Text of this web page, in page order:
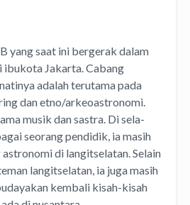
yang saat ini bergerak dalam
ibukota Jakarta. Cabang
adalah terutama pada
dan etno/arkeoastronomi.
musik dan sastra. Di sela-
seorang pendidik, ia masih
di langitselatan. Selain
langitselatan, ia juga masih
kembali kisah-kisah